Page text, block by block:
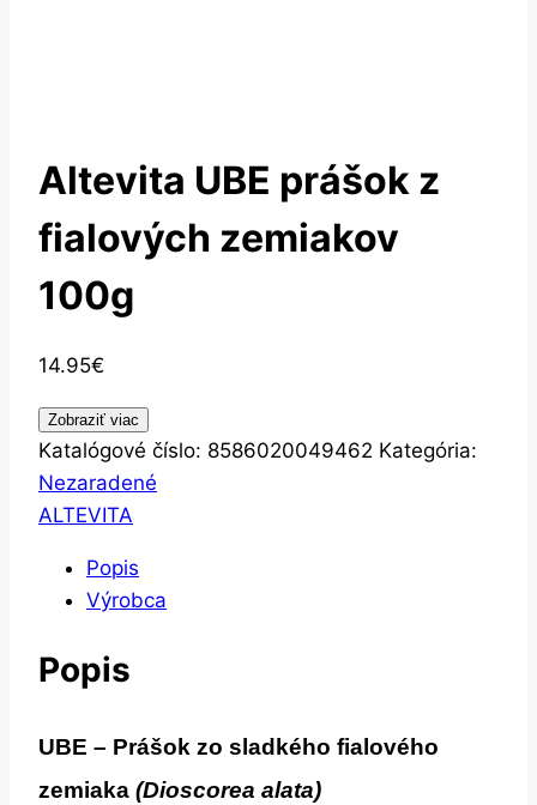
Altevita UBE prášok z
fialových zemiakov
100g
14.95€
Zobraziť viac
Katalógové číslo: 8586020049462 Kategória:
Nezaradené
ALTEVITA
Popis
Výrobca
Popis
UBE – Prášok zo sladkého fialového
zemiaka (Dioscorea alata)